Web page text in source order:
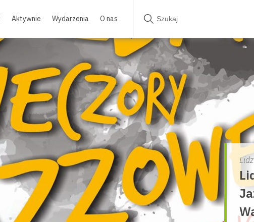
Aktywnie Wydarzenia O nas